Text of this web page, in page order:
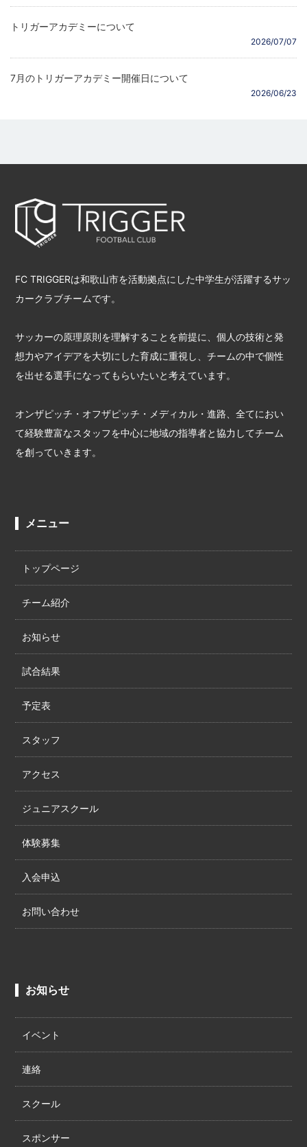
トリガーアカデミーについて
2026/07/07
7月のトリガーアカデミー開催日について
2026/06/23
FC TRIGGERは和歌山市を活動拠点にした中学生が活躍するサッ
カークラブチームです。
サッカーの原理原則を理解することを前提に、個人の技術と発
想力やアイデアを大切にした育成に重視し、チームの中で個性
を出せる選手になってもらいたいと考えています。
オンザピッチ・オフザピッチ・メディカル・進路、全てにおい
て経験豊富なスタッフを中心に地域の指導者と協力してチーム
を創っていきます。
メニュー
トップページ
チーム紹介
お知らせ
試合結果
予定表
スタッフ
アクセス
ジュニアスクール
体験募集
入会申込
お問い合わせ
お知らせ
イベント
連絡
スクール
スポンサー